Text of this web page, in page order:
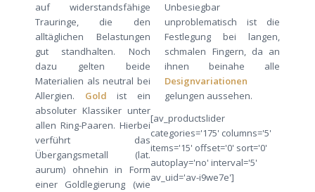
auf widerstandsfähige
Trauringe, die den
alltäglichen Belastungen
gut standhalten. Noch
dazu gelten beide
Materialien als neutral bei
Allergien. Gold ist ein
absoluter Klassiker unter
allen Ring-Paaren. Hierbei
verführt das
Übergangsmetall (lat.
aurum) ohnehin in Form
einer Goldlegierung (wie
Unbesiegbar
unproblematisch ist die
Festlegung bei langen,
schmalen Fingern, da an
ihnen beinahe alle
Designvariationen
gelungen aussehen.
[av_productslider
categories='175' columns='5'
items='15' offset='0' sort='0'
autoplay='no' interval='5'
av_uid='av-i9we7e']